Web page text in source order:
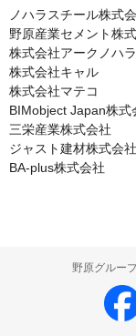
ノハラスチール株式
野原産業セメント株
株式会社アークノハラ
株式会社キャル
株式会社マテコ
BIMobject Japan株式
三栄産業株式会社
ジャスト建材株式会社
BA-plus株式会社
野原グルー